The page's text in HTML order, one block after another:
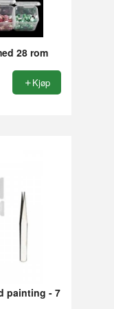
28 rom
Kjøp
painting - 7